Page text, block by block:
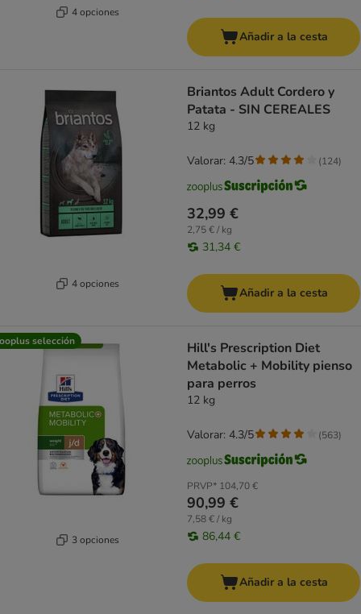
4 opciones
Añadir a la cesta
4 opciones
Briantos Adult Cordero y
Patata - SIN CEREALES
12 kg
32,99 €
2,75 € / kg
31,34 €
Valorar: 4.3/5 (124)
Añadir a la cesta
selección
3 opciones
Hill's Prescription Diet
Metabolic + Mobility pienso
para perros
12 kg
PRVP* 104,70 €
90,99 €
7,58 € / kg
86,44 €
Valorar: 4.3/5 (563)
Añadir a la cesta